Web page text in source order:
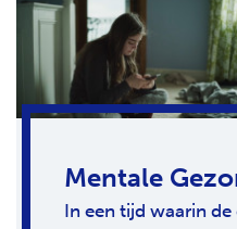
Mentale
In een tijd waarin